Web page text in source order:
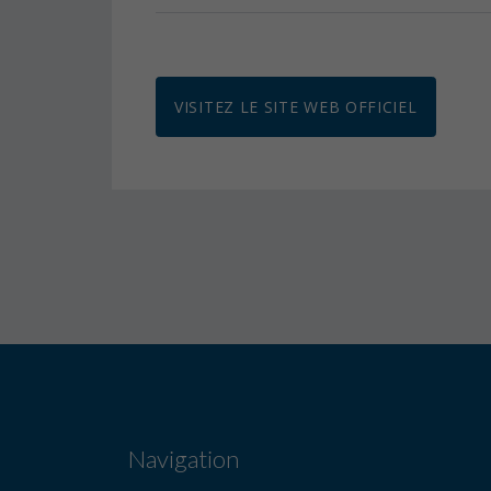
VISITEZ LE SITE WEB OFFICIEL
Navigation